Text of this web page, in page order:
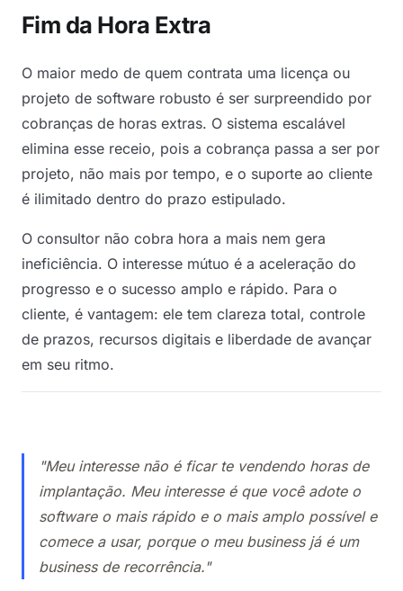
Fim da Hora Extra
O maior medo de quem contrata uma licença ou
projeto de software robusto é ser surpreendido por
cobranças de horas extras. O sistema escalável
elimina esse receio, pois a cobrança passa a ser por
projeto, não mais por tempo, e o suporte ao cliente
é ilimitado dentro do prazo estipulado.
O consultor não cobra hora a mais nem gera
ineficiência. O interesse mútuo é a aceleração do
progresso e o sucesso amplo e rápido. Para o
cliente, é vantagem: ele tem clareza total, controle
de prazos, recursos digitais e liberdade de avançar
em seu ritmo.
"Meu interesse não é ficar te vendendo horas de
implantação. Meu interesse é que você adote o
software o mais rápido e o mais amplo possível e
comece a usar, porque o meu business já é um
business de recorrência."